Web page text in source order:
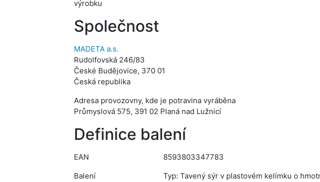
výrobku
Společnost
MADETA a.s.
Rudolfovská 246/83
České Budějovice, 370 01
Česká republika
Adresa provozovny, kde je potravina vyráběna
Průmyslová 575, 391 02 Planá nad Lužnicí
Definice balení
EAN
8593803347783
Balení
Typ: Tavený sýr v plastovém kelímku o